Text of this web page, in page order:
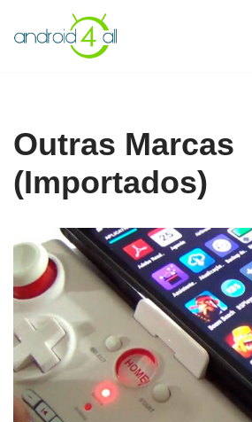
Pular
Outras Marcas
(Importados)